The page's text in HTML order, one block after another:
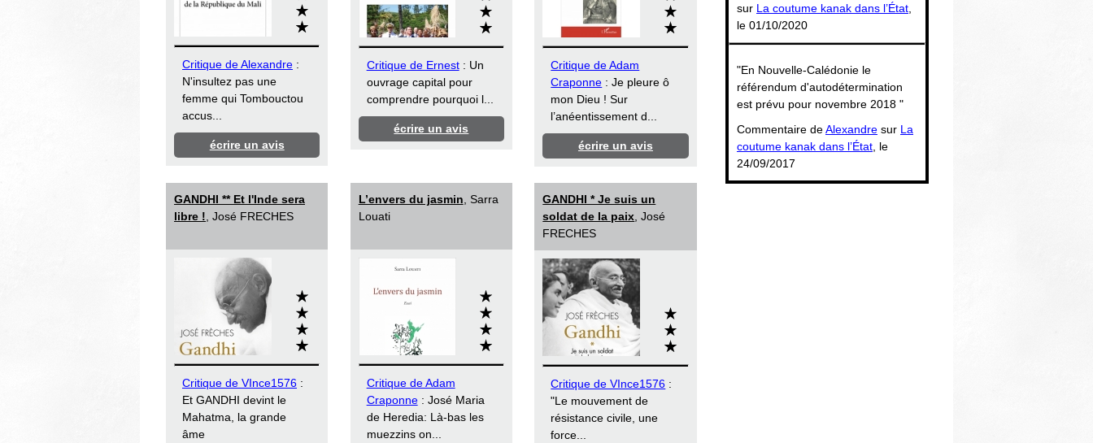
Critique de Alexandre :
N'insultez pas une
femme qui Tombouctou
accus...
écrire un avis
Critique de Ernest: Un
ouvrage capital pour
comprendre pourquoi l...
écrire un avis
Critique de Adam
Craponne : Je pleure ô
mon Dieu ! Sur
l’anéentissement d...
écrire un avis
GANDHI ** Et l'Inde sera
libre ! , José FRECHES
Critique de VInce1576 :
Et GANDHI devint le
Mahatma, la grande
âme
L’envers du jasmin , Sarra
Louati
Critique de Adam
Craponne: José Maria
de Heredia: Là-bas les
muezzins on...
GANDHI * Je suis un
soldat de la paix , José
FRECHES
Critique de VInce1576 :
"Le mouvement de
résistance civile, une
force...
sur La coutume kanak dans l’État
le 01/10/2020
"En Nouvelle-Calédonie le
référendum d'autodétermination
est prévu pour novembre 2018 "
Commentaire deAlexandre sur La
coutume kanak dans l’État , le
24/09/2017